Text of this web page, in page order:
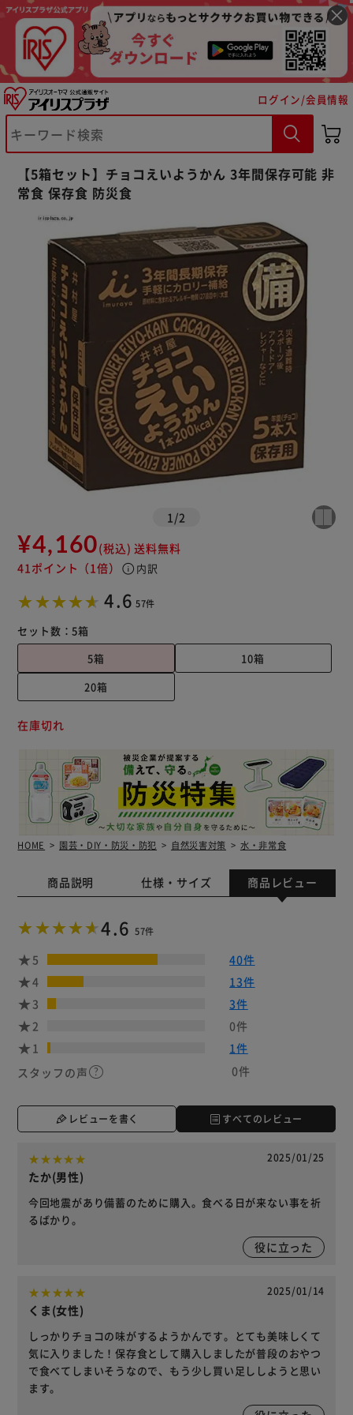
ログイン/会員情報
【5箱セット】チョコえいようかん 3年間保存可能 非
常食 保存食 防災食
1 /2
¥4,160(税込) 送料無料
41ポイント （1倍） info 内訳
4.6 57件
セット数：5箱
5箱
10箱
20箱
在庫切れ
HOME 園芸・DIY・防災・防犯 自然災害対策 水・非常食
商品説明 仕様・サイズ 商品レビュー
4.6 57件
5
40件
4
13件
3
3件
2
0件
1
1件
スタッフの声
0件
レビューを書く すべてのレビュー
2025/01/25
たか(男性)
今回地震があり備蓄のために購入。食べる日が来ない事を祈
るばかり。
役に立った
2025/01/14
くま(女性)
しっかりチョコの味がするようかんです。とても美味しくて
気に入りました！保存食として購入しましたが普段のおやつ
で食べてしまいそうなので、もう少し買い足ししようと思い
ます。
※ご確認ください
カートに入れる 購入手続きへ